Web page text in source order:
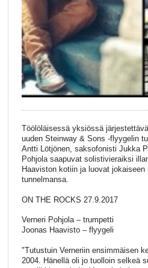
Töölöläisessä yksiössä
uuden Steinway & Sons -flyygelin
Antti Lötjönen, saksofonisti Jukka
Pohjola saapuvat solistivieraiksi
Haaviston kotiin ja luovat
tunnelmansa.
ON THE ROCKS 27.9.2017
Verneri Pohjola – trumpetti
Joonas Haavisto – flyygeli
"Tutustuin Verneriin ensimmäisen
2004. Hänellä oli jo tuolloin selkeä